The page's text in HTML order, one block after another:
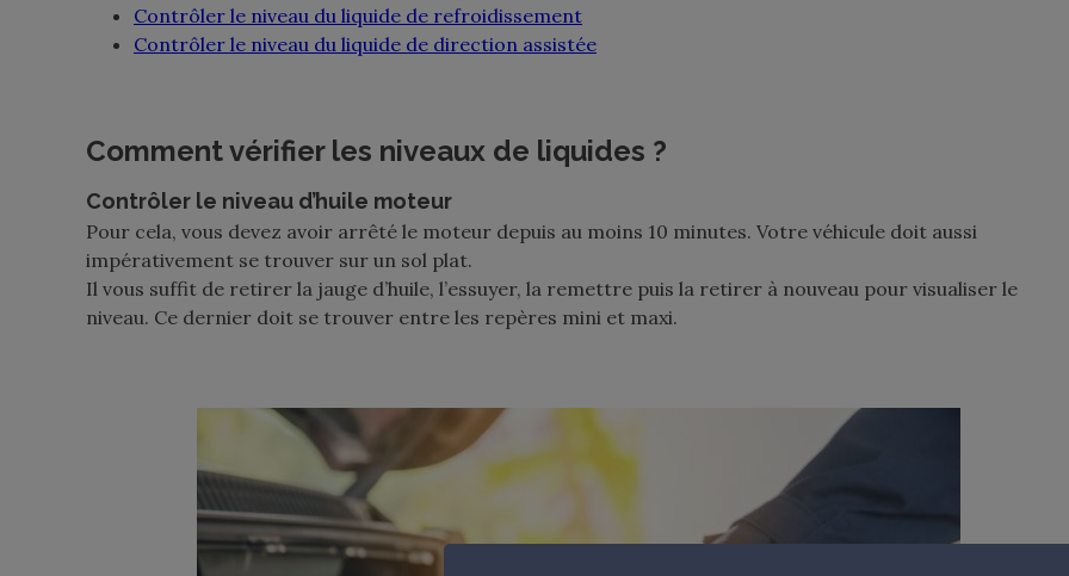
Contrôler le niveau du liquide de refroidissement
Contrôler le niveau du liquide de direction assistée
Comment vérifier les niveaux de liquides ?
Contrôler le niveau d’huile moteur
Pour cela, vous devez avoir arrêté le moteur depuis au moins 10 minutes. Votre véhicule doit aussi
impérativement se trouver sur un sol plat.
Il vous suffit de retirer la jauge d’huile, l’essuyer, la remettre puis la retirer à nouveau pour visualiser le
niveau. Ce dernier doit se trouver entre les repères mini et maxi.